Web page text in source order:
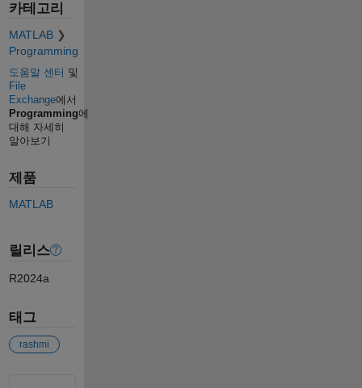
카테고리
MATLAB
Programming
도움말 센터 및
File
Exchange에서
Programming에
대해 자세히
알아보기
제품
MATLAB
릴리스
R2024a
태그
rashmi